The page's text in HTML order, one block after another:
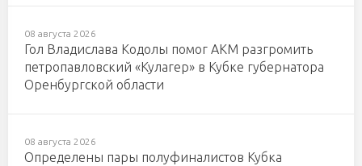
08 августа 2026
Гол Владислава Кодолы помог АКМ разгромить
петропавловский «Кулагер» в Кубке губернатора
Оренбургской области
08 августа 2026
Определены пары полуфиналистов Кубка